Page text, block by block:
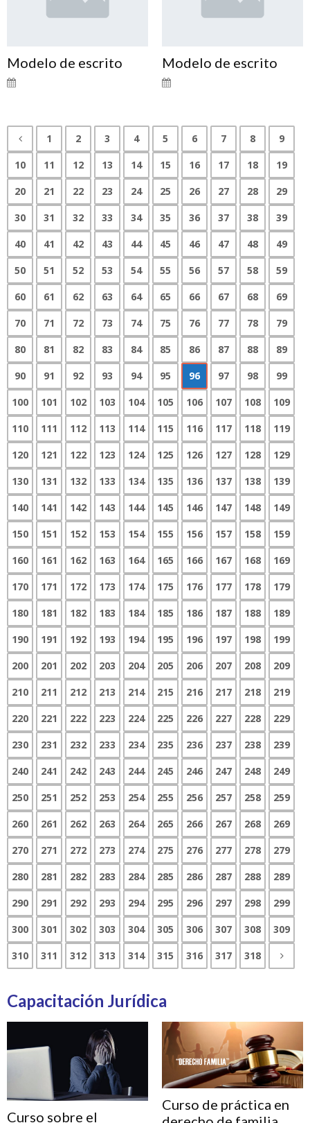
Modelo de escrito Modelo de escrito
1 2 3 4 5 6 7 8
9
10
11 12 13 14 15 16 17 18
19
20
21 22 23 24 25 26 27 28
29
30
31 32 33 34 35 36 37 38
39
40
41 42 43 44 45 46 47 48
49
50
51 52 53 54 55 56 57 58
59
60
61 62 63 64 65 66 67 68
69
70
71 72 73 74 75 76 77 78
79
80
81 82 83 84 85 86 87 88
89
90
91 92 93 94 95 96 97 98
99
100
101 102 103 104 105 106 107 108
109
110
111 112 113 114 115 116 117 118
119
120
121 122 123 124 125 126 127 128
129
130
131 132 133 134 135 136 137 138
139
140
141 142 143 144 145 146 147 148
149
150
151 152 153 154 155 156 157 158
159
160
161 162 163 164 165 166 167 168
169
170
171 172 173 174 175 176 177 178
179
180
181 182 183 184 185 186 187 188
189
190
191 192 193 194 195 196 197 198
199
200
201 202 203 204 205 206 207 208
209
210
211 212 213 214 215 216 217 218
219
220
221 222 223 224 225 226 227 228
229
230
231 232 233 234 235 236 237 238
239
240
241 242 243 244 245 246 247 248
249
250
251 252 253 254 255 256 257 258
259
260
261 262 263 264 265 266 267 268
269
270
271 272 273 274 275 276 277 278
279
280
281 282 283 284 285 286 287 288
289
290
291 292 293 294 295 296 297 298
299
300
301 302 303 304 305 306 307 308
309
310
311 312 313 314 315 316 317 318
Capacitación Jurídica
Curso sobre el
Curso de práctica en